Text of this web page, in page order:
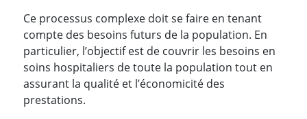
Ce processus complexe doit se faire en tenant
compte des besoins futurs de la population. En
particulier, l’objectif est de couvrir les besoins en
soins hospitaliers de toute la population tout en
assurant la qualité et l’économicité des
prestations.